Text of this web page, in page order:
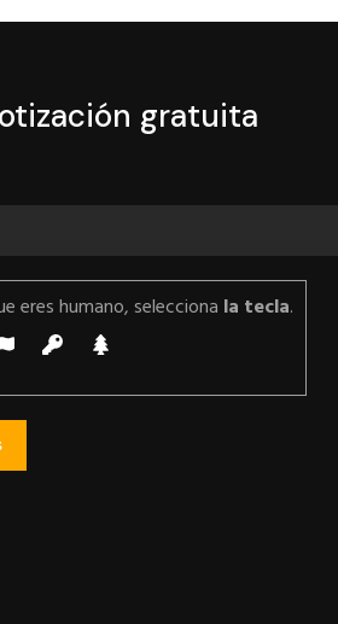
gratuita
eres humano, selecciona la tecla.